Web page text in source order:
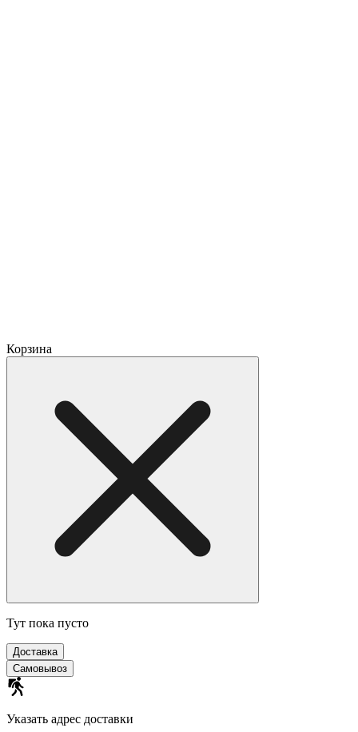
Корзина
Тут пока пусто
Доставка
Самовывоз
Указать адрес доставки